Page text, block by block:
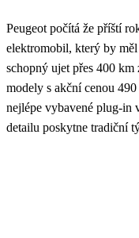
Peugeot počítá že příští
elektromobil, který by
schopný ujet přes 400 km
modely s akční cenou
nejlépe vybavené plug-in
detailu poskytne tradiční